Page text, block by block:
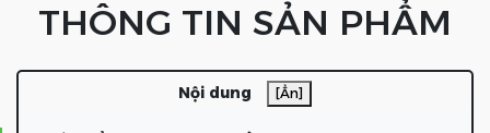
THÔNG TIN SẢN PHẨM
Nội dung [Ẩn]